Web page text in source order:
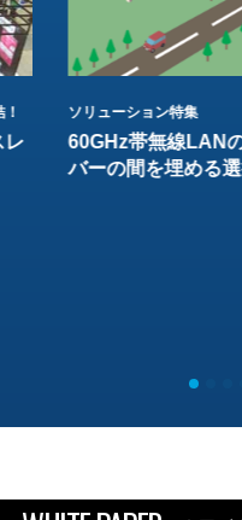
レ
ソリューション特集
60GHz帯無線LAN
バーの間を埋める